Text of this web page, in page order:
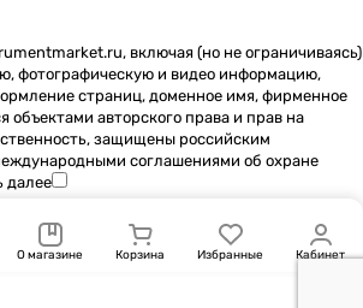
включая (но не ограничиваясь)
фотографическую и видео информацию,
страниц, доменное имя, фирменное
объектами авторского права и прав на
защищены российским
соглашениями об охране
далее
О магазине Корзина Избранные Кабинет